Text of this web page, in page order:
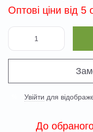
Оптові ціни від 5
Увійти для
До